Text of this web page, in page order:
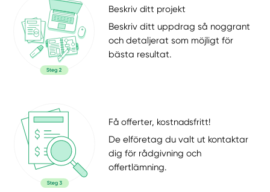
Beskriv ditt projekt
Beskriv ditt uppdrag så noggrant
och detaljerat som möjligt för
bästa resultat.
Få offerter, kostnadsfritt!
De elföretag du valt ut kontaktar
dig för rådgivning och
offertlämning.